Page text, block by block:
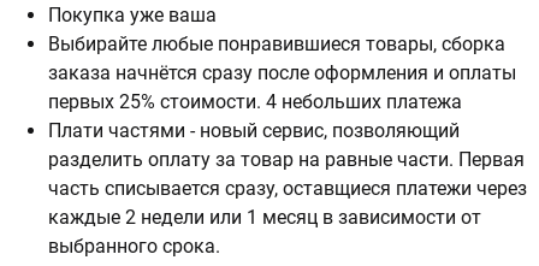
Покупка уже ваша
Выбирайте любые понравившиеся товары, сборка
заказа начнётся сразу после оформления и оплаты
первых 25% стоимости. 4 небольших платежа
Плати частями - новый сервис, позволяющий
разделить оплату за товар на равные части. Первая
часть списывается сразу, оставщиеся платежи через
каждые 2 недели или 1 месяц в зависимости от
выбранного срока.